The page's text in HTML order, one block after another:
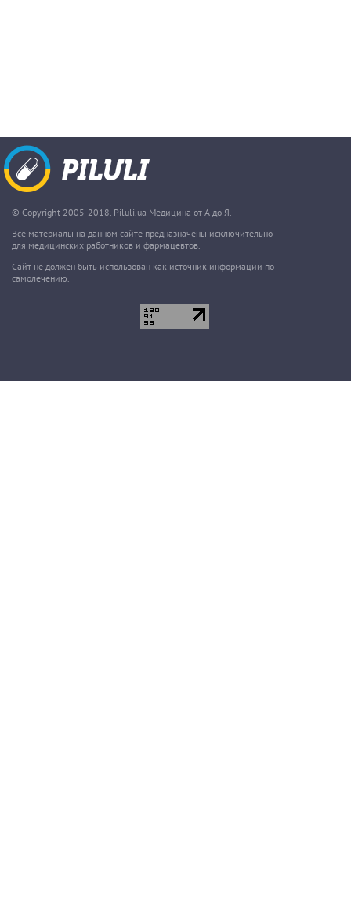
© Copyright 2005-2018. Piluli.ua Медицина от А до Я.
Все материалы на данном сайте предназначены исключительно
для медицинских работников и фармацевтов.
Сайт не должен быть использован как источник информации по
самолечению.